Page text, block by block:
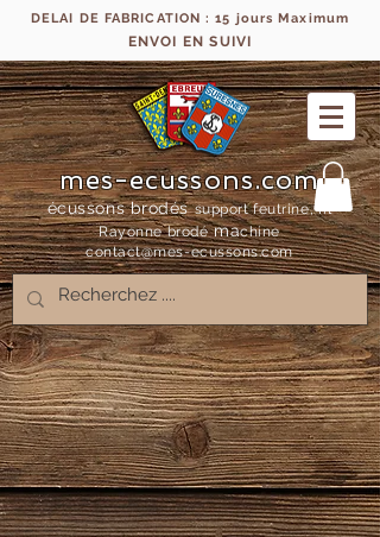
DELAI DE FABRICATION : 15 jours Maximum
ENVOI EN SUIVI
mes-ecussons.com
écussons brodés support feutrine, fil
Rayonne brodémachine
contact@mes-ecussons.com